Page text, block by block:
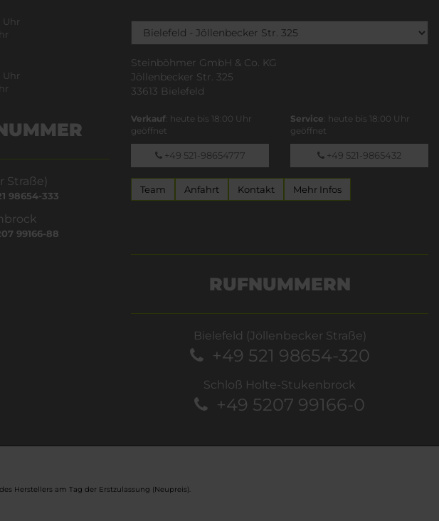
Uhr
Uhr
Straße)
98654-333
99166-88
Steinböhmer GmbH & Co. KG
Jöllenbecker Str. 325
33613 Bielefeld
Verkauf: heute bis 18:00 Uhr
geöffnet
+49 521-98654777
Service: heute bis 18:00 Uhr
geöffnet
+49 521-9865432
Team Anfahrt Kontakt Mehr Infos
RUFNUMMERN
Bielefeld (Jöllenbecker Straße)
+49 521 98654-320
Schloß Holte-Stukenbrock
+49 5207 99166-0
Herstellers am Tag der Erstzulassung (Neupreis).